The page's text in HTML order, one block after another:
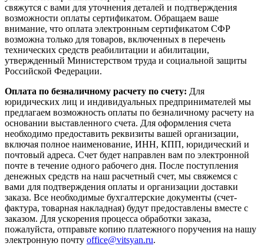
свяжутся с вами для уточнения деталей и подтверждения
возможности оплаты сертификатом. Обращаем ваше
внимание, что оплата электронным сертификатом СФР
возможна только для товаров, включенных в перечень
технических средств реабилитации и абилитации,
утвержденный Министерством труда и социальной защиты
Российской Федерации.
Оплата по безналичному расчету по счету: Для
юридических лиц и индивидуальных предпринимателей мы
предлагаем возможность оплаты по безналичному расчету на
основании выставленного счета. Для оформления счета
необходимо предоставить реквизиты вашей организации,
включая полное наименование, ИНН, КПП, юридический и
почтовый адреса. Счет будет направлен вам по электронной
почте в течение одного рабочего дня. После поступления
денежных средств на наш расчетный счет, мы свяжемся с
вами для подтверждения оплаты и организации доставки
заказа. Все необходимые бухгалтерские документы (счет-
фактура, товарная накладная) будут предоставлены вместе с
заказом. Для ускорения процесса обработки заказа,
пожалуйста, отправьте копию платежного поручения на нашу
электронную почту office@vitsyan.ru.